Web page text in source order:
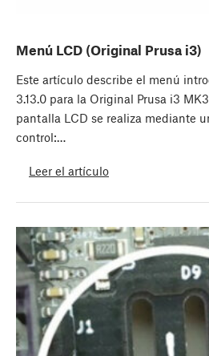
Menú LCD (Original Prusa i3)
Este artículo describe el menú
3.13.0 para la Original Prusa i3
pantalla LCD se realiza mediante
control:…
Leer el artículo